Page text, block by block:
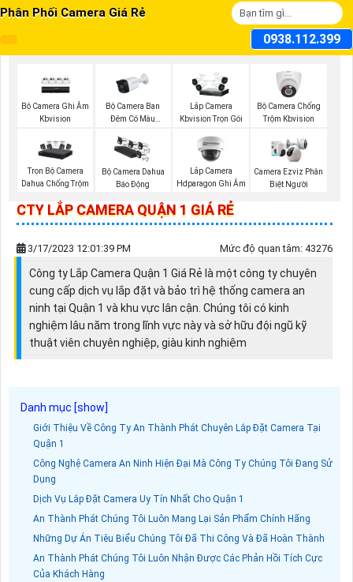
Phân Phối Camera Giá Rẻ
0938.112.399
Bộ Camera Ghi Âm
Kbvision
Bộ Camera Ban
Đêm Có Màu
Lắp Camera
Kbvision Trọn Gói
Bộ Camera Chống
Trộm Kbvision
Trọn Bộ Camera
Dahua Chống Trộm
Bộ Camera Dahua
Báo Động
Lắp Camera
Hdparagon Ghi Âm
Camera Ezviz Phân
Biệt Người
CTY LẮP CAMERA QUẬN 1 GIÁ RẺ
3/17/2023 12:01:39 PM Mức độ quan tâm: 43276
Công ty Lắp Camera Quận 1 Giá Rẻ là một công ty chuyên
cung cấp dịch vụ lắp đặt và bảo trì hệ thống camera an
ninh tại Quận 1 và khu vực lân cận. Chúng tôi có kinh
nghiệm lâu năm trong lĩnh vực này và sở hữu đội ngũ kỹ
thuật viên chuyên nghiệp, giàu kinh nghiệm
Giới Thiệu Về Công Ty An Thành Phát Chuyên Lắp Đặt Camera Tại
Quận 1
Công Nghệ Camera An Ninh Hiện Đại Mà Công Ty Chúng Tôi Đang Sử
Dụng
Dịch Vụ Lắp Đặt Camera Uy Tín Nhất Cho Quận 1
An Thành Phát Chúng Tôi Luôn Mang Lại Sản Phẩm Chính Hãng
Những Dự Án Tiêu Biểu Chúng Tôi Đã Thi Công Và Đã Hoàn Thành
An Thành Phát Chúng Tôi Luôn Nhận Được Các Phản Hồi Tích Cực
Của Khách Hàng